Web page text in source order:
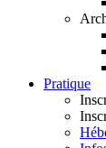
Pratique